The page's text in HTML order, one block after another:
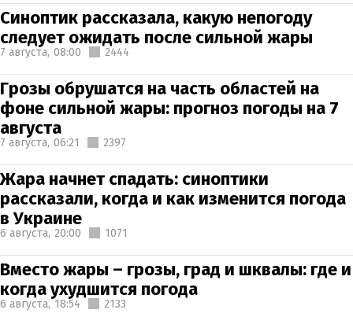
Синоптик рассказала, какую непогоду
следует ожидать после сильной жары
7 августа, 08:00 2444
Грозы обрушатся на часть областей на
фоне сильной жары: прогноз погоды на 7
августа
7 августа, 06:21 2397
Жара начнет спадать: синоптики
рассказали, когда и как изменится погода
в Украине
6 августа, 20:00 1071
Вместо жары – грозы, град и шквалы: где и
когда ухудшится погода
6 августа, 18:54 2133